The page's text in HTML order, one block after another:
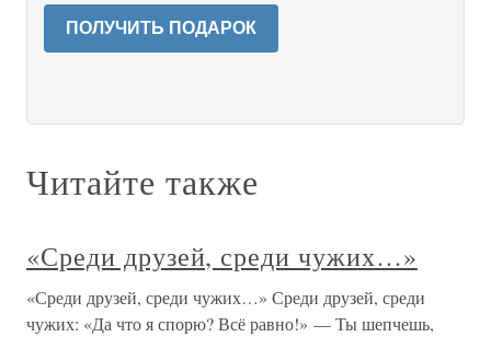
ПОЛУЧИТЬ ПОДАРОК
Читайте также
«Среди друзей, среди чужих…»
«Среди друзей, среди чужих…» Среди друзей, среди
чужих: «Да что я спорю? Всё равно!» — Ты шепчешь,